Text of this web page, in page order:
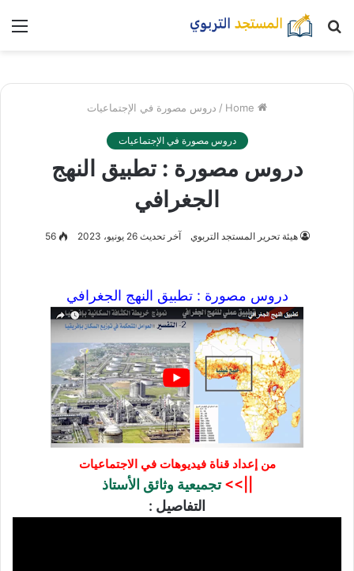
بحث
/ دروس مصورة في الإجتماعيات
دروس مصورة في الإجتماعيات
دروس مصورة : تطبيق النهج
الجغرافي
هيئة تحرير المستجد التربوي آخر تحديث 26 يونيو، 2023 56
دروس مصورة :تطبيق النهج الجغرافي
من إعداد قناةفيديوهات في الاجتماعيات
||>> تجميعية وثائق الأستاذ
التفاصيل :